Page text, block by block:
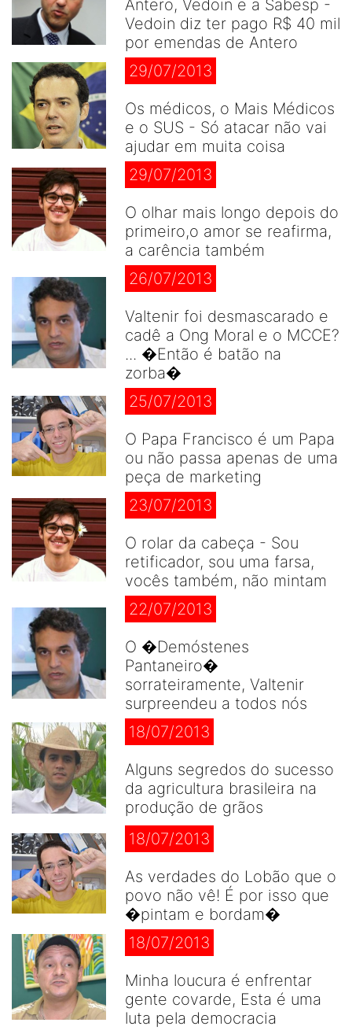
Antero, Vedoin e a Sabesp -
Vedoin diz ter pago R$ 40 mil
por emendas de Antero
29/07/2013
Os médicos, o Mais Médicos
e o SUS - Só atacar não vai
ajudar em muita coisa
29/07/2013
O olhar mais longo depois do
primeiro,o amor se reafirma,
a carência também
26/07/2013
Valtenir foi desmascarado e
cadê a Ong Moral e o MCCE?
... �Então é batão na
zorba�
25/07/2013
O Papa Francisco é um Papa
ou não passa apenas de uma
peça de marketing
23/07/2013
O rolar da cabeça - Sou
retificador, sou uma farsa,
vocês também, não mintam
22/07/2013
O �Demóstenes
Pantaneiro�
sorrateiramente, Valtenir
surpreendeu a todos nós
18/07/2013
Alguns segredos do sucesso
da agricultura brasileira na
produção de grãos
18/07/2013
As verdades do Lobão que o
povo não vê! É por isso que
�pintam e bordam�
18/07/2013
Minha loucura é enfrentar
gente covarde, Esta é uma
luta pela democracia